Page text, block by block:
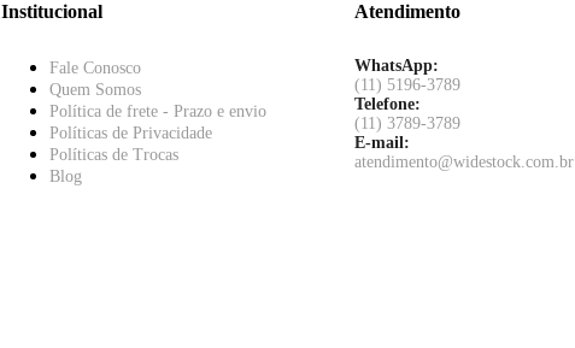
Institucional
Fale Conosco
Quem Somos
Política de frete - Prazo e envio
Políticas de Privacidade
Políticas de Trocas
Blog
Atendimento
WhatsApp:
(11) 5196-3789
Telefone:
(11) 3789-3789
E-mail:
atendimento@widestock.com.br